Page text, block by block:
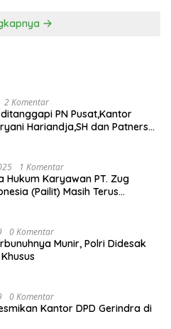
2 Komentar
PN Pusat,Kantor
Hariandja,SH dan Patners
1 Komentar
Hukum Karyawan PT. Zug
(Pailit) Masih Terus
0 Komentar
Munir, Polri Didesak
0 Komentar
Kantor DPD Gerindra di